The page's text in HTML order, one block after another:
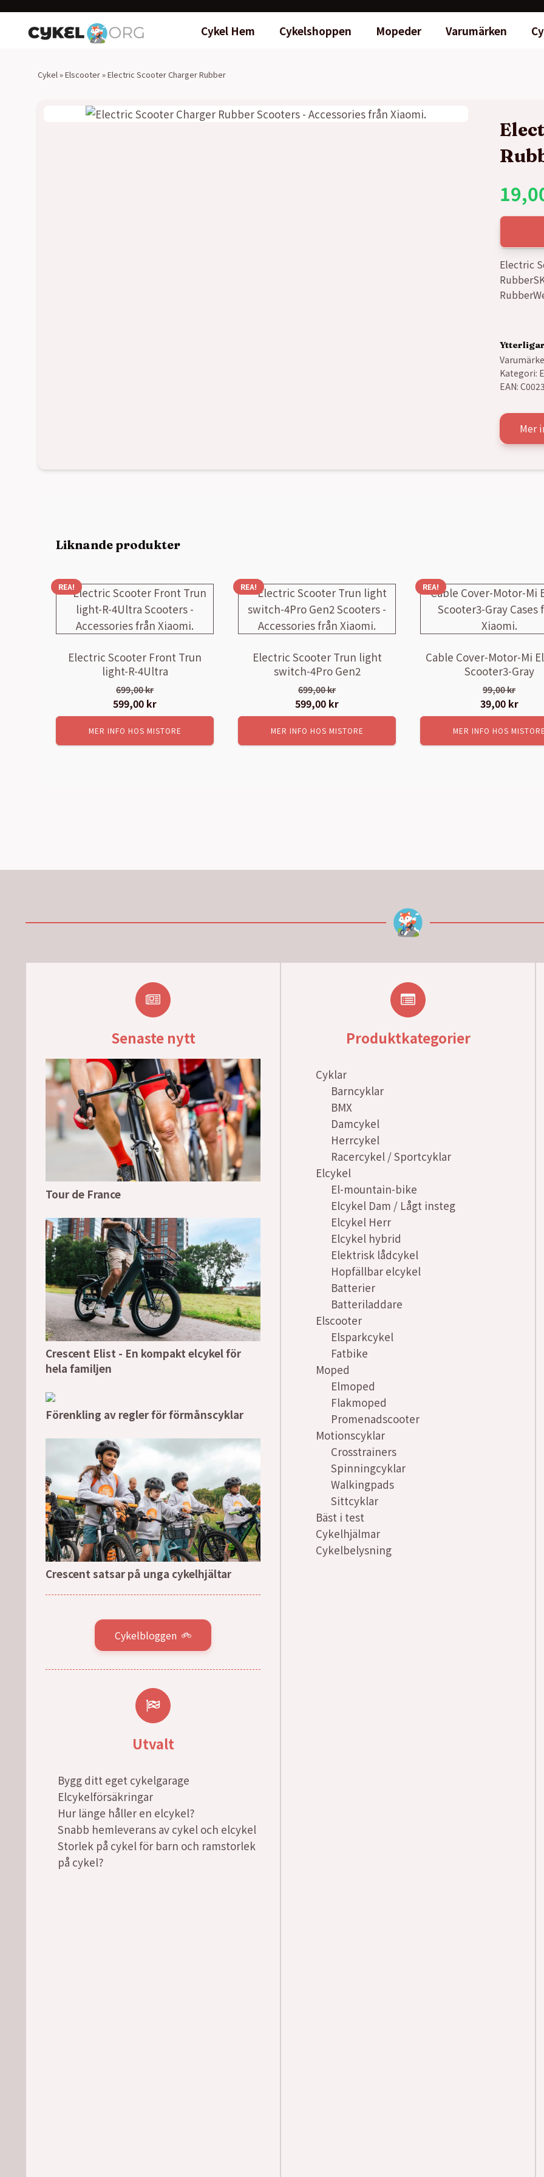
Cykel Hem Cykelshoppen Mopeder Varumärken
Cykel »Elscooter»Electric Scooter Charger Rubber
Electric
Kategori:
EAN:
Mer
Liknande produkter
REA!
Electric Scooter Front Trun
light-R-4Ultra
699,00kr
Det
ursprungliga
priset
var:
599,00 kr
nuvarande
priset
är:
MER INFO HOS MISTORE
REA!
Electric Scooter Trun light
switch-4Pro Gen2
699,00kr
Det
ursprungliga
priset
var:
599,00 kr
nuvarande
priset
är:
MER INFO HOS MISTORE
REA!
Cable Cover-Motor-Mi
Scooter3-Gray
99,00kr
Det
ursprungliga
priset
var:
39,00 krDet
priset
är:
MER INFO HOS MISTORE
Senaste nytt
Tour de France
Crescent Elist - En kompakt elcykel för
hela familjen
Förenkling av regler för förmånscyklar
Crescent satsar på unga cykelhjältar
Cykelbloggen
Utvalt
Bygg ditt eget cykelgarage
Elcykelförsäkringar
Hur länge håller en elcykel?
Snabb hemleverans av cykel och elcykel
Storlek på cykel för barn och ramstorlek
på cykel?
Produktkategorier
Cyklar
Barncyklar
BMX
Damcykel
Herrcykel
Racercykel / Sportcyklar
Elcykel
El-mountain-bike
Elcykel Dam / Lågt insteg
Elcykel Herr
Elcykel hybrid
Elektrisk lådcykel
Hopfällbar elcykel
Batterier
Batteriladdare
Elscooter
Elsparkcykel
Fatbike
Moped
Elmoped
Flakmoped
Promenadscooter
Motionscyklar
Crosstrainers
Spinningcyklar
Walkingpads
Sittcyklar
Bäst i test
Cykelhjälmar
Cykelbelysning